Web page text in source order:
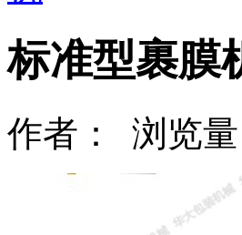
标准型裹膜
作者： 浏览量